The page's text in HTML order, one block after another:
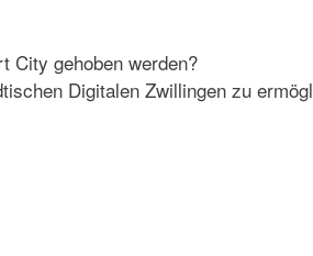
City gehoben werden?
Digitalen Zwillingen zu